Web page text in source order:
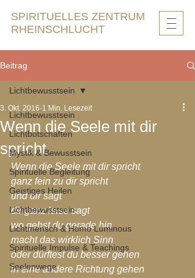
SPIRITUELLES ZENTRUM
RHEINSCHLUCHT
Beitrag
Lichtbewusstsein
Lichtbotschaften
Mystik & Bewusstsein
Spirituelle Begleitung
Geistiges Heilen
Lichtbewusstsein
Lichtmensch & Homo Luminous
Spirituelle Impulse & Teachings
Seelenwege
Lichtbewusstsein
Wenn die Seele mit dir
spricht
3. Okt. 2016 1 Min. Lesezeit
Wenn die Seele mit dir spricht
ganz fein zu dir spricht
und dir sagt
dir ganz leise sagt
wo gehst du gerade hin
macht das wirklich Sinn
oder dürftest du besser gehen
in eine andere Richtung gehen